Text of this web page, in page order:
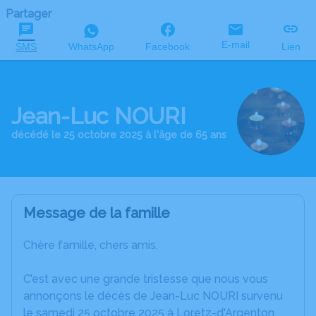
Partager
SMS WhatsApp Facebook E-mail Lien
Jean-Luc NOURI
décédé le 25 octobre 2025 à l'âge de 65 ans
Message de la famille
Chère famille, chers amis,
C’est avec une grande tristesse que nous vous
annonçons le décès de Jean-Luc NOURI survenu
le samedi 25 octobre 2025 à Loretz-d'Argenton.